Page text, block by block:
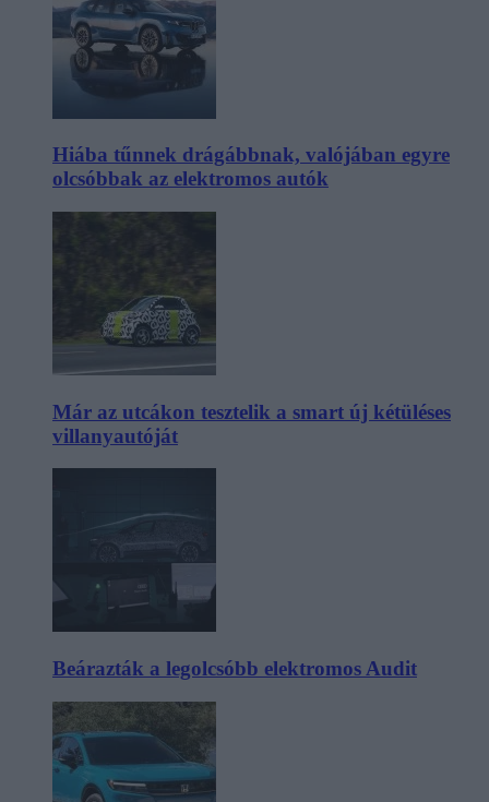
Hiába tűnnek drágábbnak, valójában egyre
olcsóbbak az elektromos autók
Már az utcákon tesztelik a smart új kétüléses
villanyautóját
Beárazták a legolcsóbb elektromos Audit